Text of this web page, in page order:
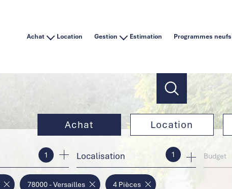
Achat Location Gestion Estimation Programmes neufs
Achat
de l'ancien
de l'immo pro
Location
à l'année
1 1
Localisation Budget
78000 - Versailles 4 Pièces